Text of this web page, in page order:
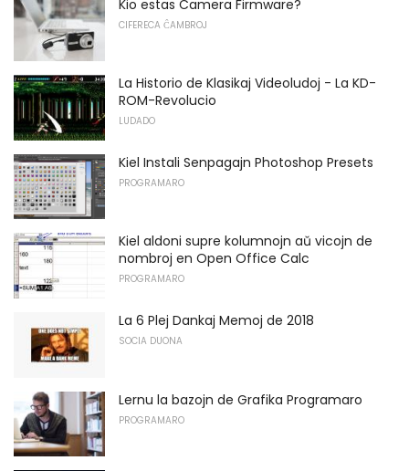
Kio estas Camera Firmware?
CIFERECA ĈAMBROJ
La Historio de Klasikaj Videoludoj - La KD-
ROM-Revolucio
LUDADO
Kiel Instali Senpagajn Photoshop Presets
PROGRAMARO
Kiel aldoni supre kolumnojn aŭ vicojn de
nombroj en Open Office Calc
PROGRAMARO
La 6 Plej Dankaj Memoj de 2018
SOCIA DUONA
Lernu la bazojn de Grafika Programaro
PROGRAMARO